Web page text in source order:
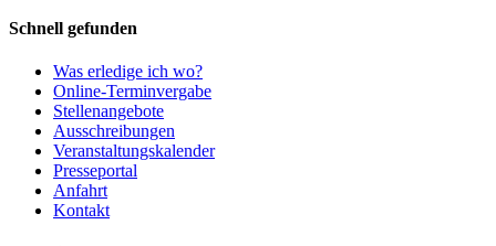
Schnell gefunden
Was erledige ich wo?
Online-Terminvergabe
Stellenangebote
Ausschreibungen
Veranstaltungskalender
Presseportal
Anfahrt
Kontakt